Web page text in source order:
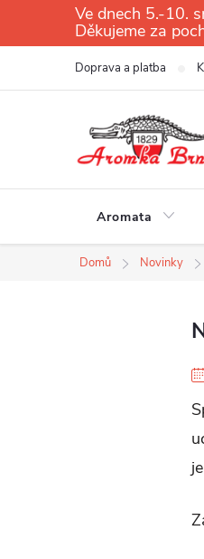
Ve dnech 5.-10.
Děkujeme za
Doprava a platba
Aromata
Domů Novinky